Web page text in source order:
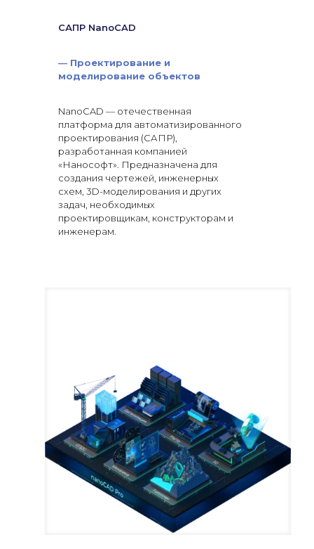
САПР NanoCAD
— Проектирование и
моделирование объектов
NanoCAD — отечественная
платформа для автоматизированного
проектирования (САПР),
разработанная компанией
«Нанософт». Предназначена для
создания чертежей, инженерных
схем, 3D-моделирования и других
задач, необходимых
проектировщикам, конструкторам и
инженерам.